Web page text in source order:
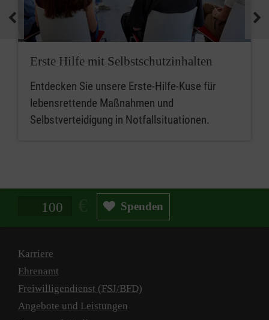
medizinische Geräte und koordinieren
Notfallmaßnahmen.
Zusammenfassend sind betriebliche
Ansprechpersonen für Erste Hilfe, während
Mitarbeitende im betrieblichen Sanitätsdienst
eine erweiterte Rolle bei der medizinischen
Erste Hilfe mit Selbstschutzinhalten
Entdecken Sie unsere Erste-Hilfe-Kuse für
lebensrettende Maßnahmen und
Selbstverteidigung in Notfallsituationen.
Spendenbetrag in Euro Spenden
Karriere
Ehrenamt
Freiwilligendienst (FSJ/BFD)
Angebote und Leistungen